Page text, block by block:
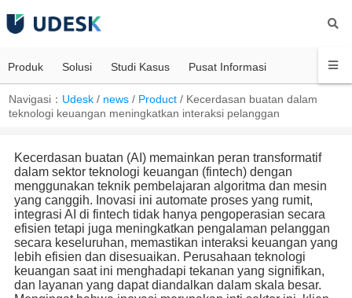
Produk Solusi Studi Kasus Pusat Informasi
Navigasi： Udesk / news / Product / Kecerdasan buatan dalam
teknologi keuangan meningkatkan interaksi pelanggan
Kecerdasan buatan (AI) memainkan peran transformatif
dalam sektor teknologi keuangan (fintech) dengan
menggunakan teknik pembelajaran algoritma dan mesin
yang canggih. Inovasi ini automate proses yang rumit,
integrasi AI di fintech tidak hanya pengoperasian secara
efisien tetapi juga meningkatkan pengalaman pelanggan
secara keseluruhan, memastikan interaksi keuangan yang
lebih efisien dan disesuaikan. Perusahaan teknologi
keuangan saat ini menghadapi tekanan yang signifikan,
dan layanan yang dapat diandalkan dalam skala besar.